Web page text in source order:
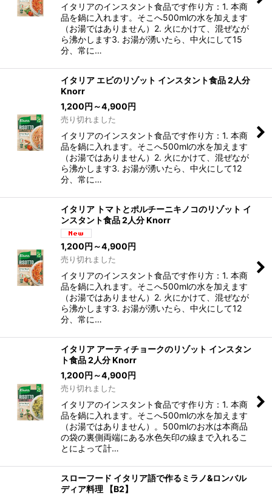
イタリアのインスタント食品です作り方：1. 本商
品を鍋に入れます。そこへ500mlの水を加えます
（お湯ではありません）2. 火にかけて、混ぜなが
ら沸かします3. お湯が湧いたら、中火にして15
分、常に…
イタリア エビのリゾット インスタント食品 2人分
Knorr
1,200円 ～4,900円
売り切れました
イタリアのインスタント食品です作り方：1. 本商
品を鍋に入れます。そこへ500mlの水を加えます
（お湯ではありません）2. 火にかけて、混ぜなが
ら沸かします3. お湯が湧いたら、中火にして12
分、常に…
イタリア トマトとポルチーニキノコのリゾット イ
ンスタント食品 2人分 Knorr
1,200円 ～4,900円
売り切れました
イタリアのインスタント食品です作り方：1. 本商
品を鍋に入れます。そこへ500mlの水を加えます
（お湯ではありません）2. 火にかけて、混ぜなが
ら沸かします3. お湯が湧いたら、中火にして12
分、常に…
イタリア アーティチョークのリゾット インスタン
ト食品 2人分 Knorr
1,200円 ～4,900円
売り切れました
イタリアのインスタント食品です作り方：1. 本商
品を鍋に入れます。そこへ500mlの水を加えます
（お湯ではありません）。500mlのお水は本商品
の袋の裏側両端にある水色矢印の線まで入れるこ
とによって計…
スローフード イタリア語で作るミラノ&ロンバル
ディア料理 【B2】